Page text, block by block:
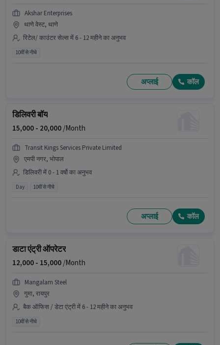
Akshar Enterprises
थाणे वेस्ट, थाणे
रिटेल/ काउंटर सेल्स में 6 - 12 महीने का अनुभव
10वीं से नीचे
अप्लाई कॉल
डिलिवरी बॉय
15,000 - 20,000/Month
Transit Kings Services Private Limited
एमपी नगर, भोपाल
डिलिवरी में 0 - 1 वर्षो का अनुभव
Day 10वीं से नीचे
अप्लाई कॉल
डाटा एंट्री ऑपरेटर
12,000 - 15,000/Month
Mangalam Steel
गुमा, रायपुर
बैक ऑफिस / डेटा एंट्री में 6 - 12 महीने का अनुभव
10वीं से नीचे